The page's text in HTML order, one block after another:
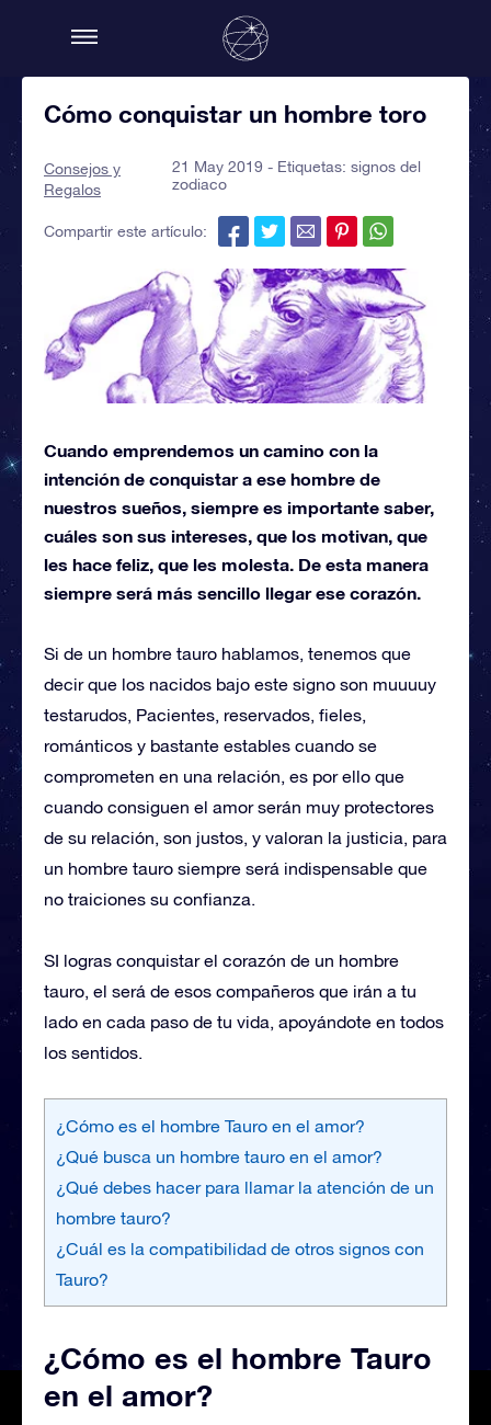
Cómo conquistar un hombre toro
Consejos y
Regalos
21 May 2019 - Etiquetas:signos del
zodiaco
Compartir este artículo:
Cuando emprendemos un camino con la
intención de conquistar a ese hombre de
nuestros sueños, siempre es importante saber,
cuáles son sus intereses, que los motivan, que
les hace feliz, que les molesta. De esta manera
siempre será más sencillo llegar ese corazón.
Si de un hombre tauro hablamos, tenemos que
decir que los nacidos bajo este signo son muuuuy
testarudos, Pacientes, reservados, fieles,
románticos y bastante estables cuando se
comprometen en una relación, es por ello que
cuando consiguen el amor serán muy protectores
de su relación, son justos, y valoran la justicia, para
un hombre tauro siempre será indispensable que
no traiciones su confianza.
SI logras conquistar el corazón de un hombre
tauro, el será de esos compañeros que irán a tu
lado en cada paso de tu vida, apoyándote en todos
los sentidos.
¿Cómo es el hombre Tauro en el amor?
¿Qué busca un hombre tauro en el amor?
¿Qué debes hacer para llamar la atención de un
hombre tauro?
¿Cuál es la compatibilidad de otros signos con
Tauro?
¿Cómo es el hombre Tauro
en el amor?